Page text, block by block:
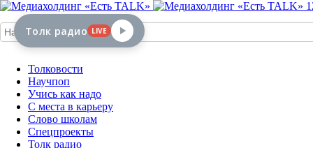
Толковости
Научпоп
Учись как надо
С места в карьеру
Слово школам
Спецпроекты
Толк радио
Толк радио LIVE